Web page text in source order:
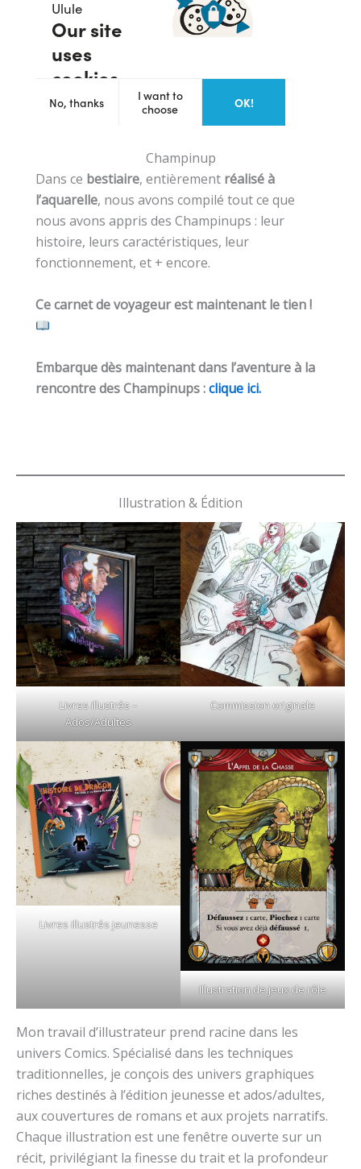
Champinup
Dans ce bestiaire, entièrement réalisé à
l’aquarelle, nous avons compilé tout ce que
nous avons appris des Champinups : leur
histoire, leurs caractéristiques, leur
fonctionnement, et + encore.
Ce carnet de voyageur est maintenant le tien !
Embarque dès maintenant dans l’aventure à la
rencontre des Champinups :clique ici.
Illustration & Édition
Livres illustrés –
Ados/Adultes
Commission originale
Livres illustrés jeunesse
Illustration de jeux de rôle
Mon travail d’illustrateur prend racine dans les
univers Comics. Spécialisé dans les techniques
traditionnelles, je conçois des univers graphiques
riches destinés à l’édition jeunesse et ados/adultes,
aux couvertures de romans et aux projets narratifs.
Chaque illustration est une fenêtre ouverte sur un
récit, privilégiant la finesse du trait et la profondeur